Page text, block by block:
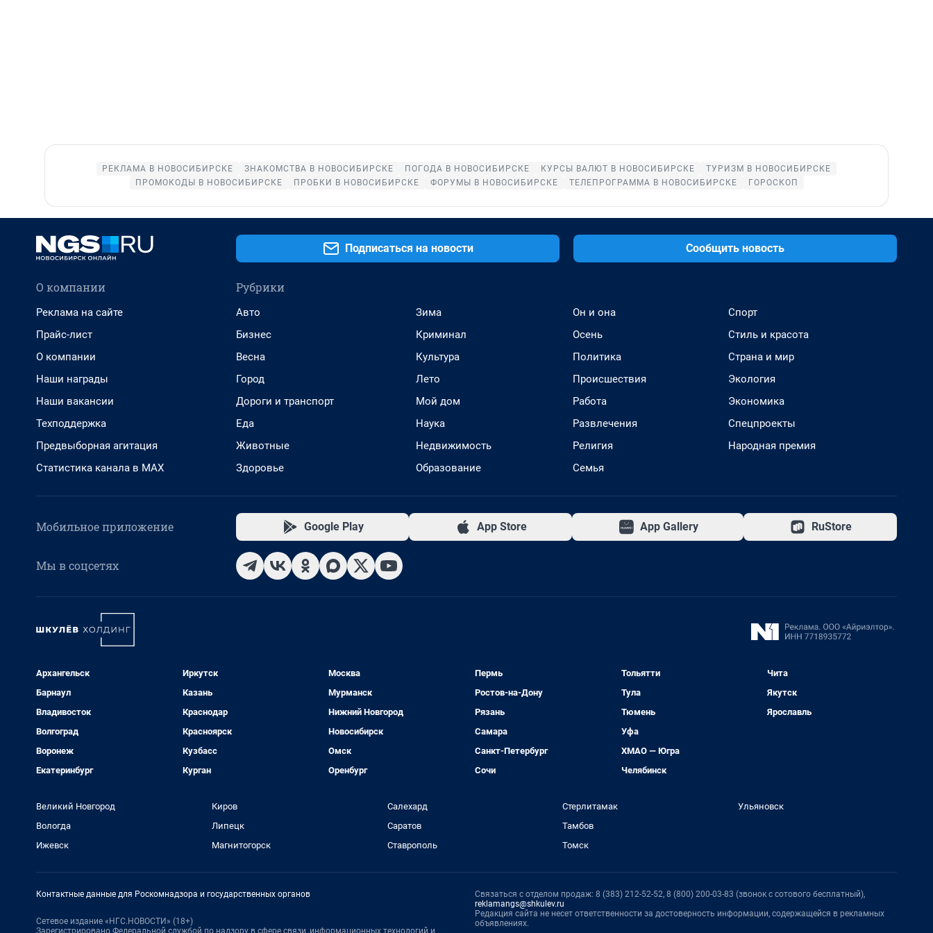
РЕКЛАМА В НОВОСИБИРСКЕ ЗНАКОМСТВА В НОВОСИБИРСКЕ ПОГОДА В НОВОСИБИРСКЕ КУРСЫ ВАЛЮТ В НОВОСИБИРСКЕ
ТУРИЗМ В НОВОСИБИРСКЕ
ПРОМОКОДЫ В НОВОСИБИРСКЕ
ПРОБКИ В НОВОСИБИРСКЕ ФОРУМЫ В НОВОСИБИРСКЕ ТЕЛЕПРОГРАММА В НОВОСИБИРСКЕ ГОРОСКОП
Подписаться на новости Сообщить новость
О компании
Реклама на сайте
Прайс-лист
О компании
Наши награды
Наши вакансии
Техподдержка
Предвыборная агитация
Статистика канала в MAX
Рубрики
Авто
Бизнес
Весна
Город
Дороги и транспорт
Еда
Животные
Здоровье
Зима
Криминал
Культура
Лето
Мой дом
Наука
Недвижимость
Образование
Он и она
Осень
Политика
Происшествия
Работа
Развлечения
Религия
Семья
Спорт
Стиль и красота
Страна и мир
Экология
Экономика
Спецпроекты
Народная премия
Мобильное приложение Google Play App Store App Gallery RuStore
Мы в соцсетях
Архангельск
Барнаул
Владивосток
Волгоград
Воронеж
Екатеринбург
Иркутск
Казань
Краснодар
Красноярск
Кузбасс
Курган
Москва
Мурманск
Нижний Новгород
Новосибирск
Омск
Оренбург
Пермь
Ростов-на-Дону
Рязань
Самара
Санкт-Петербург
Сочи
Тольятти
Тула
Тюмень
Уфа
ХМАО — Югра
Челябинск
Чита
Якутск
Ярославль
Великий Новгород
Вологда
Ижевск
Киров
Липецк
Магнитогорск
Салехард
Саратов
Ставрополь
Стерлитамак
Тамбов
Томск
Ульяновск
Контактные данные для Роскомнадзора и государственных органов
Сетевое издание «НГС.НОВОСТИ» (18+)
Зарегистрировано Федеральной службой по надзору в сфере связи, информационных технологий и
Связаться с отделом продаж: 8 (383) 212-52-52, 8 (800) 200-03-83 (звонок с сотового бесплатный),
reklamangs@shkulev.ru
Редакция сайта не несет ответственности за достоверность информации, содержащейся в рекламных
объявлениях.